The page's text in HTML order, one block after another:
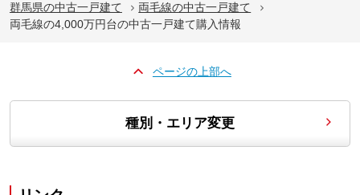
群馬県の中古一戸建て
両毛線の中古一戸建て
両毛線の4,000万円台の中古一戸建て購入情報
ページの上部へ
種別・エリア変更